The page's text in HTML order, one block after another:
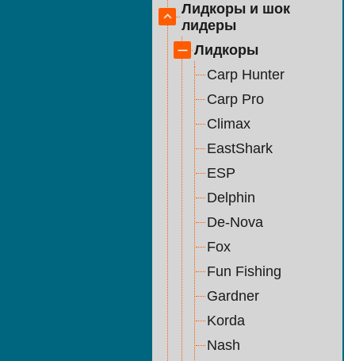
Лидкоры и шок
лидеры
Лидкоры
Carp Hunter
Carp Pro
Climax
EastShark
ESP
Delphin
De-Nova
Fox
Fun Fishing
Gardner
Korda
Nash